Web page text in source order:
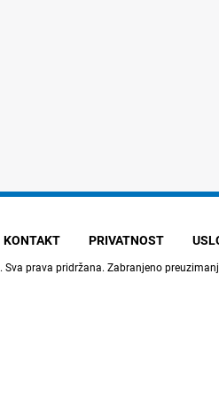
KONTAKT PRIVATNOST
. Sva prava pridržana. Zabranjeno